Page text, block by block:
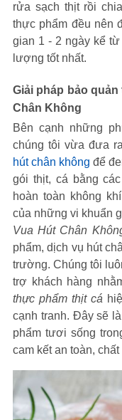
rửa sạch thịt rồi
thực phẩm đều nên
gian 1 - 2 ngày kể
lượng tốt nhất.
Giải pháp bảo
Chân Không
Bên cạnh những
chúng tôi vừa đưa
hút chân không để
gói thịt, cá bằng
hoàn toàn không
của những vi khuẩn
Vua Hút Chân
phẩm, dịch vụ hút
trường. Chúng tôi
trợ khách hàng
thực phẩm thịt cá
cạnh tranh. Đây sẽ
phẩm tươi sống
cam kết an toàn,